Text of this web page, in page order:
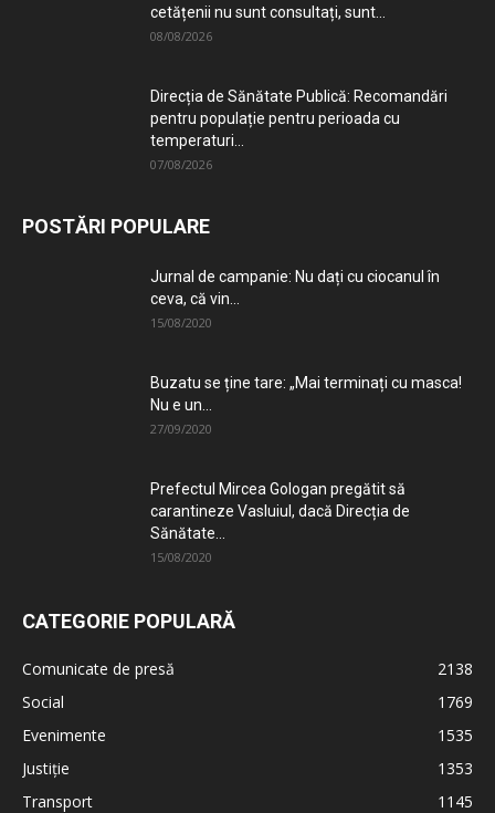
cetățenii nu sunt consultați, sunt...
08/08/2026
Direcția de Sănătate Publică: Recomandări
pentru populație pentru perioada cu
temperaturi...
07/08/2026
POSTĂRI POPULARE
Jurnal de campanie: Nu dați cu ciocanul în
ceva, că vin...
15/08/2020
Buzatu se ține tare: „Mai terminați cu masca!
Nu e un...
27/09/2020
Prefectul Mircea Gologan pregătit să
carantineze Vasluiul, dacă Direcția de
Sănătate...
15/08/2020
CATEGORIE POPULARĂ
Comunicate de presă
2138
Social
1769
Evenimente
1535
Justiție
1353
Transport
1145